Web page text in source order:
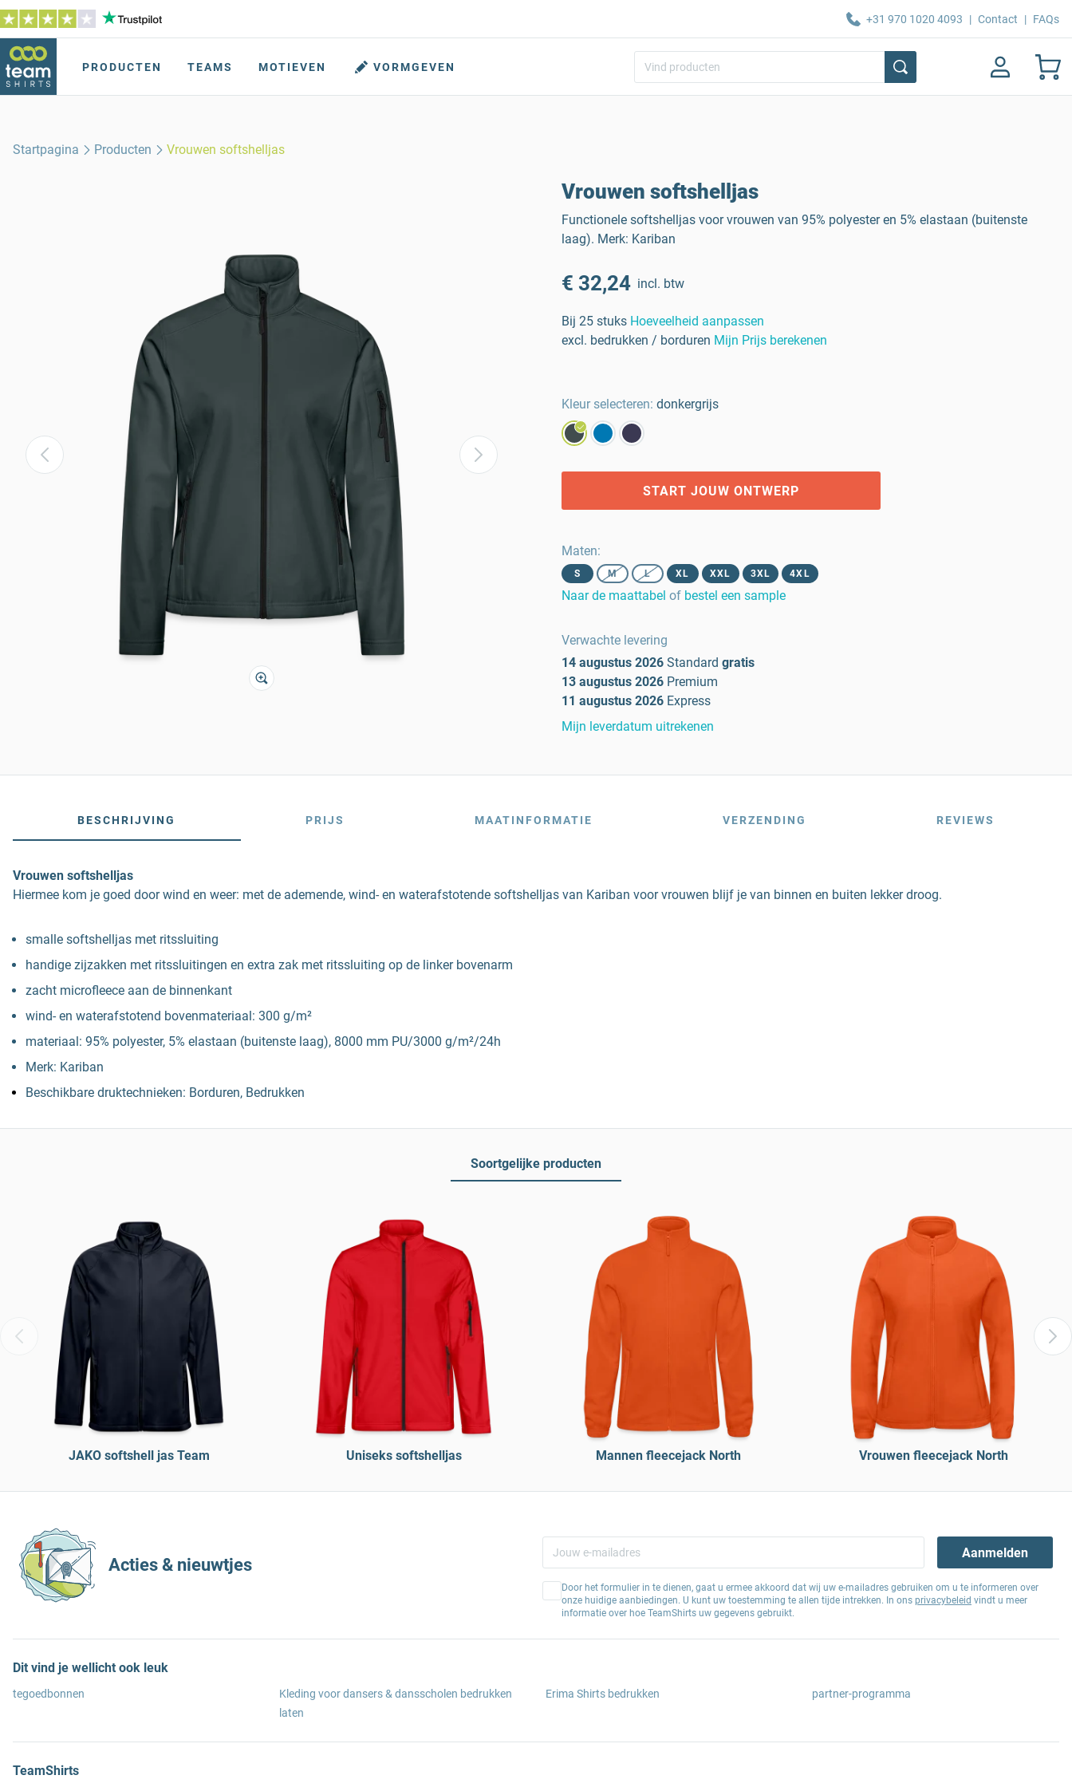
+31 970 1020 4093 | Contact | FAQs
PRODUCTEN TEAMS MOTIEVEN VORMGEVEN
Startpagina Producten Vrouwen softshelljas
Vrouwen softshelljas
Functionele softshelljas voor vrouwen van 95% polyester en 5% elastaan (buitenste
laag). Merk: Kariban
€ 32,24 incl. btw
Bij 25 stuks Hoeveelheid aanpassen
excl. bedrukken / borduren Mijn Prijs berekenen
Kleur selecteren: donkergrijs
START JOUW ONTWERP
Maten:
S M L XL XXL 3XL 4XL
Naar de maattabel of bestel een sample
Verwachte levering
14 augustus 2026 Standard gratis
13 augustus 2026 Premium
11 augustus 2026 Express
Mijn leverdatum uitrekenen
BESCHRIJVING PRIJS MAATINFORMATIE VERZENDING REVIEWS
Vrouwen softshelljas
Hiermee kom je goed door wind en weer: met de ademende, wind- en waterafstotende softshelljas van Kariban voor vrouwen blijf je van binnen en buiten lekker droog.
smalle softshelljas met ritssluiting
handige zijzakken met ritssluitingen en extra zak met ritssluiting op de linker bovenarm
zacht microfleece aan de binnenkant
wind- en waterafstotend bovenmateriaal: 300 g/m²
materiaal: 95% polyester, 5% elastaan (buitenste laag), 8000 mm PU/3000 g/m²/24h
Merk: Kariban
Beschikbare druktechnieken: Borduren, Bedrukken
Soortgelijke producten
JAKO softshell jas Team Uniseks softshelljas Mannen fleecejack North Vrouwen fleecejack North
Acties & nieuwtjes
Aanmelden
Door het formulier in te dienen, gaat u ermee akkoord dat wij uw e-mailadres gebruiken om u te informeren over
onze huidige aanbiedingen. U kunt uw toestemming te allen tijde intrekken. In ons privacybeleid vindt u meer
informatie over hoe TeamShirts uw gegevens gebruikt.
Dit vind je wellicht ook leuk
tegoedbonnen
Kleding voor dansers & dansscholen bedrukken
laten
Erima Shirts bedrukken partner-programma
TeamShirts